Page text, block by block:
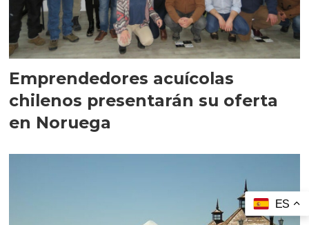
Emprendedores acuícolas
chilenos presentarán su oferta
en Noruega
ES